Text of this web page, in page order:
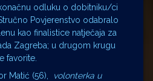
odluku o dobitniku/ci
Povjerenstvo odabralo
kao finalistice natječaja za
Zagreba; u drugom krugu
favorite.
Matić (56),
volonterka u